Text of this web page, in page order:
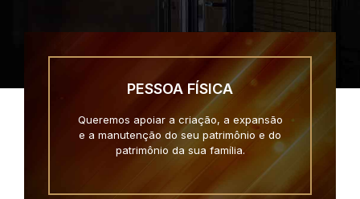
PESSOA FÍSICA
Queremos apoiar a criação, a expansão
e a manutenção do seu patrimônio e do
patrimônio da sua família.